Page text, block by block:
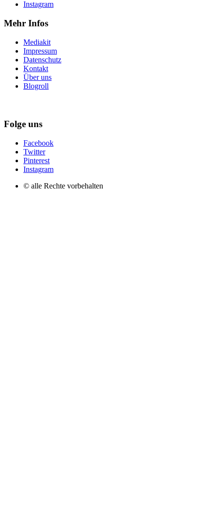
Instagram
Mehr Infos
Mediakit
Impressum
Datenschutz
Kontakt
Über uns
Blogroll
Folge uns
Facebook
Twitter
Pinterest
Instagram
© alle Rechte vorbehalten